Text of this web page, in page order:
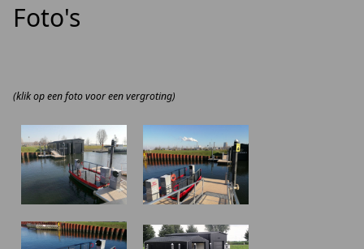
Foto's
(klik op een foto voor een vergroting)